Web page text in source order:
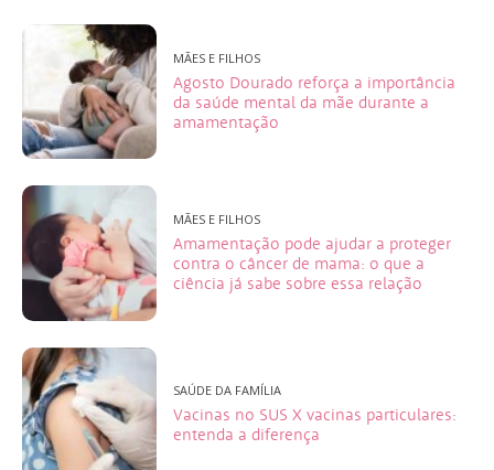
MÃES E FILHOS
Agosto Dourado reforça a importância
da saúde mental da mãe durante a
amamentação
MÃES E FILHOS
Amamentação pode ajudar a proteger
contra o câncer de mama: o que a
ciência já sabe sobre essa relação
SAÚDE DA FAMÍLIA
Vacinas no SUS X vacinas particulares:
entenda a diferença